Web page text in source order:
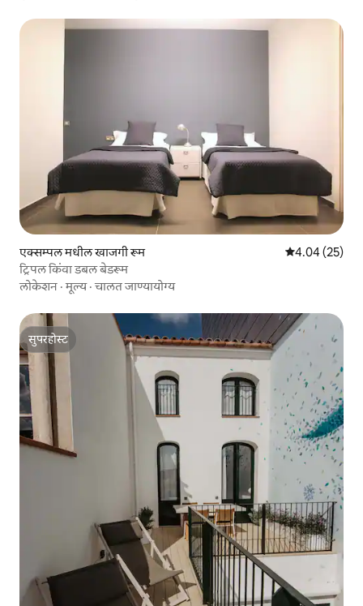
एक्सम्पल मधील खाजगी रूम 5 पैकी 4.04
4.04 (25)
ट्रिपल किंवा डबल बेडरूम
लोकेशन ·मूल्य·चालत जाण्यायोग्य
सुपरहोस्ट
सुपरहोस्ट